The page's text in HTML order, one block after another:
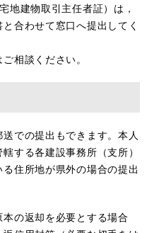
地建物取引主任者証）は，
合わせて窓口へ提出してく
相談ください。
での提出もできます。本人
する各建設事務所（支所）
住所地が県外の場合の提出
の返却を必要とする場合